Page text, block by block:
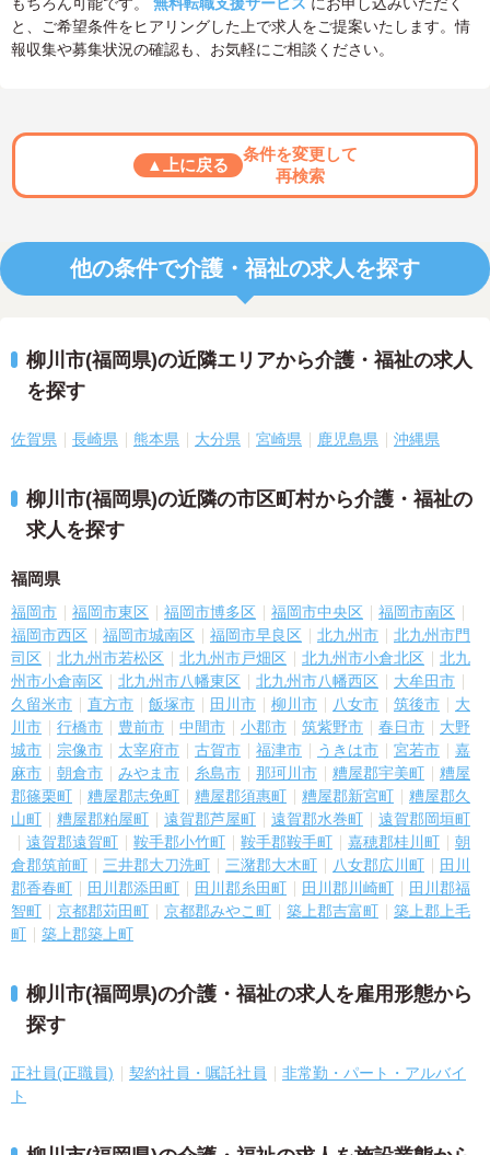
と、ご希望条件をヒアリングした上で求人をご提案いたします。情
報収集や募集状況の確認も、お気軽にご相談ください。
▲上に戻る
条件を変更して
再検索
他の条件で介護・福祉の求人を探す
柳川市(福岡県)の近隣エリアから介護・福祉の求人
を探す
佐賀県 長崎県 熊本県 大分県 宮崎県 鹿児島県 沖縄県
柳川市(福岡県)の近隣の市区町村から介護・福祉の
求人を探す
福岡県
福岡市 福岡市東区 福岡市博多区 福岡市中央区
福岡市南区
福岡市西区
福岡市城南区 福岡市早良区 北九州市
北九州市門
司区
北九州市若松区 北九州市戸畑区 北九州市小倉北区
北九
州市小倉南区
北九州市八幡東区 北九州市八幡西区
大牟田市
久留米市
直方市 飯塚市 田川市 柳川市 八女市 筑後市
大
川市
行橋市 豊前市 中間市 小郡市 筑紫野市 春日市
大野
城市
宗像市 太宰府市 古賀市 福津市 うきは市 宮若市
嘉
麻市
朝倉市 みやま市 糸島市 那珂川市 糟屋郡宇美町
糟屋
郡篠栗町
糟屋郡志免町 糟屋郡須惠町 糟屋郡新宮町
糟屋郡久
山町
糟屋郡粕屋町 遠賀郡芦屋町 遠賀郡水巻町
遠賀郡岡垣町
遠賀郡遠賀町
鞍手郡小竹町 鞍手郡鞍手町 嘉穂郡桂川町
朝
倉郡筑前町
三井郡大刀洗町 三潴郡大木町 八女郡広川町
田川
郡香春町
田川郡添田町 田川郡糸田町 田川郡川崎町
田川郡福
智町
京都郡苅田町 京都郡みやこ町 築上郡吉富町
築上郡上毛
町
築上郡築上町
柳川市(福岡県)の介護・福祉の求人を雇用形態から
探す
正社員(正職員) 契約社員・嘱託社員
非常勤・パート・アルバイ
ト